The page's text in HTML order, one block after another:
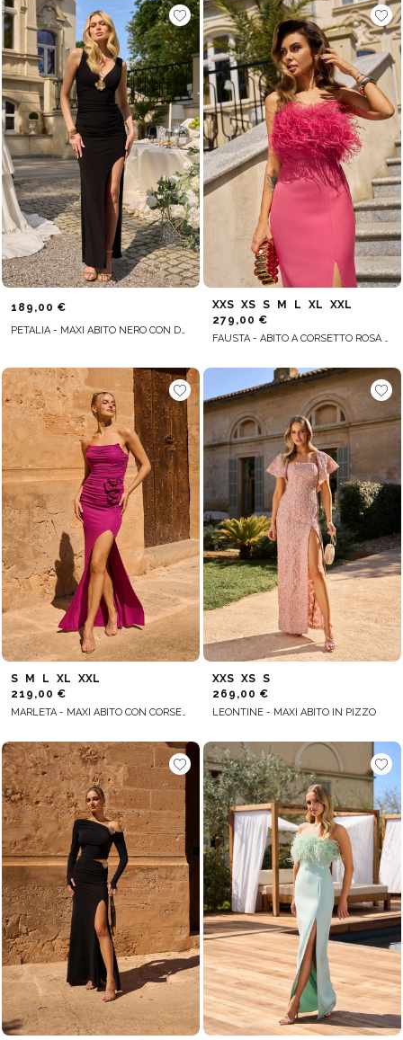
189,00 € XXS XS S M L XL
XXL
279,00 €
S M L XL
XXL
219,00 €
MARLETA - MAXI ABITO CON CORSETTO E DRAPPEGGIO CON FERRETTO
XXS XS S
269,00 €
LEONTINE - MAXI ABITO IN PIZZO